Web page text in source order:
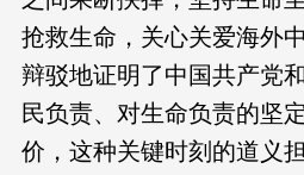
抢救生命，关心关爱海外
辩驳地证明了中国共产党
民负责、对生命负责的坚
价，这种关键时刻的道义